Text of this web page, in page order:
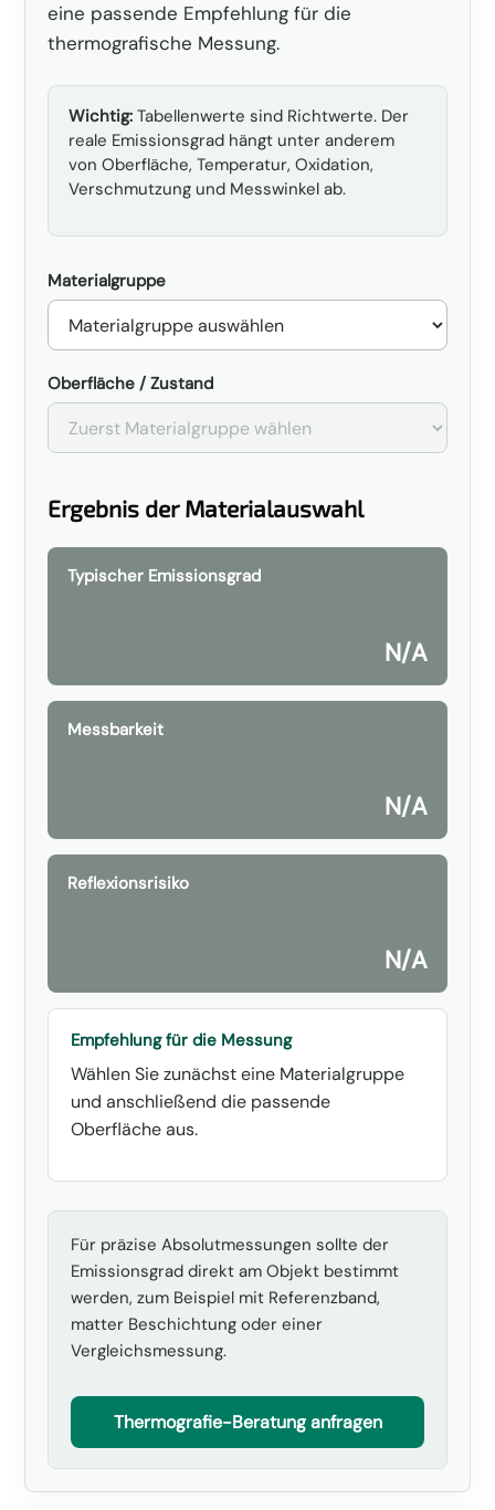
eine passende Empfehlung für die
thermografische Messung.
Wichtig: Tabellenwerte sind Richtwerte. Der
reale Emissionsgrad hängt unter anderem
von Oberfläche, Temperatur, Oxidation,
Verschmutzung und Messwinkel ab.
Materialgruppe
Oberfläche / Zustand
Ergebnis der Materialauswahl
Typischer Emissionsgrad
N/A
Messbarkeit
N/A
Reflexionsrisiko
N/A
Empfehlung für die Messung
Wählen Sie zunächst eine Materialgruppe
und anschließend die passende
Oberfläche aus.
Für präzise Absolutmessungen sollte der
Emissionsgrad direkt am Objekt bestimmt
werden, zum Beispiel mit Referenzband,
matter Beschichtung oder einer
Vergleichsmessung.
Thermografie-Beratung anfragen